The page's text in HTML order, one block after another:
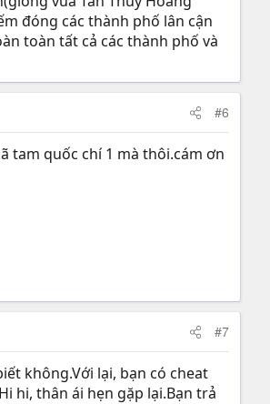
đóng các thành phố lân cận
toàn tất cả các thành phố và
#6
tam quốc chí 1 mà thôi.cám ơn
#7
không.Với lại, bạn có cheat
hi, thân ái hẹn gặp lại.Bạn trả